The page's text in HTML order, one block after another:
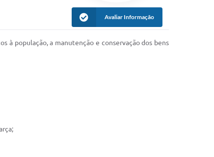
Avaliar Informação
à população, a manutenção e conservação dos bens